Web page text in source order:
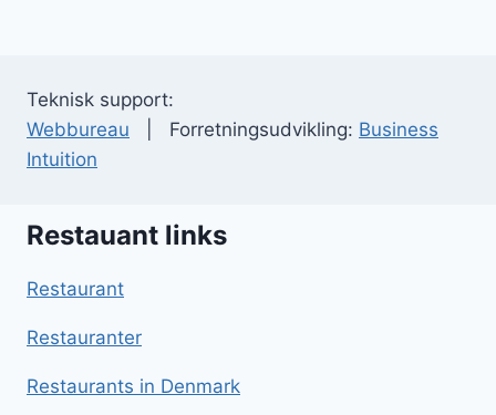
Teknisk support:
Webbureau | Forretningsudvikling: Business
Intuition
Restauant links
Restaurant
Restauranter
Restaurants in Denmark